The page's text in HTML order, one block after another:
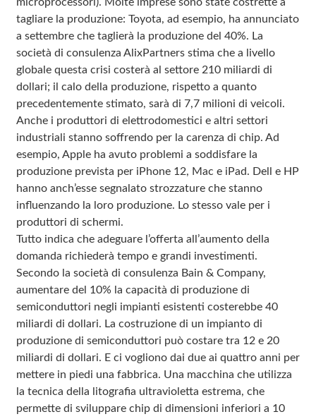
tagliare la produzione: Toyota, ad esempio, ha annunciato
a settembre che taglierà la produzione del 40%. La
società di consulenza AlixPartners stima che a livello
globale questa crisi costerà al settore 210 miliardi di
dollari; il calo della produzione, rispetto a quanto
precedentemente stimato, sarà di 7,7 milioni di veicoli.
Anche i produttori di elettrodomestici e altri settori
industriali stanno soffrendo per la carenza di chip. Ad
esempio, Apple ha avuto problemi a soddisfare la
produzione prevista per iPhone 12, Mac e iPad. Dell e HP
hanno anch’esse segnalato strozzature che stanno
influenzando la loro produzione. Lo stesso vale per i
produttori di schermi.
Tutto indica che adeguare l’offerta all’aumento della
domanda richiederà tempo e grandi investimenti.
Secondo la società di consulenza Bain & Company,
aumentare del 10% la capacità di produzione di
semiconduttori negli impianti esistenti costerebbe 40
miliardi di dollari. La costruzione di un impianto di
produzione di semiconduttori può costare tra 12 e 20
miliardi di dollari. E ci vogliono dai due ai quattro anni per
mettere in piedi una fabbrica. Una macchina che utilizza
la tecnica della litografia ultravioletta estrema, che
permette di sviluppare chip di dimensioni inferiori a 10